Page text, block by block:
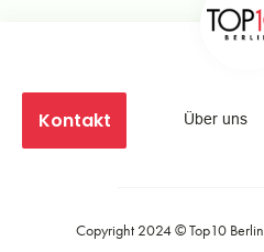
Kontakt Über uns
Copyright 2024 ©Top10 Berlin